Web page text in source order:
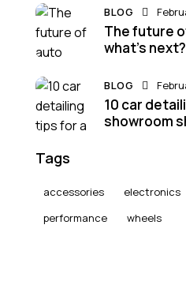
BLOG
The future
what’s next?
BLOG
10 car
showroom
Tags
accessories electronics
performance
wheels